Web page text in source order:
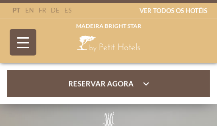
PT EN FR DE ES VER TODOS OS HOTÉIS
MADEIRA BRIGHT STAR
RESERVAR AGORA